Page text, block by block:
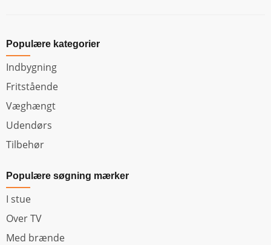
Populære kategorier
Indbygning
Fritstående
Væghængt
Udendørs
Tilbehør
Populære søgning mærker
I stue
Over TV
Med brænde